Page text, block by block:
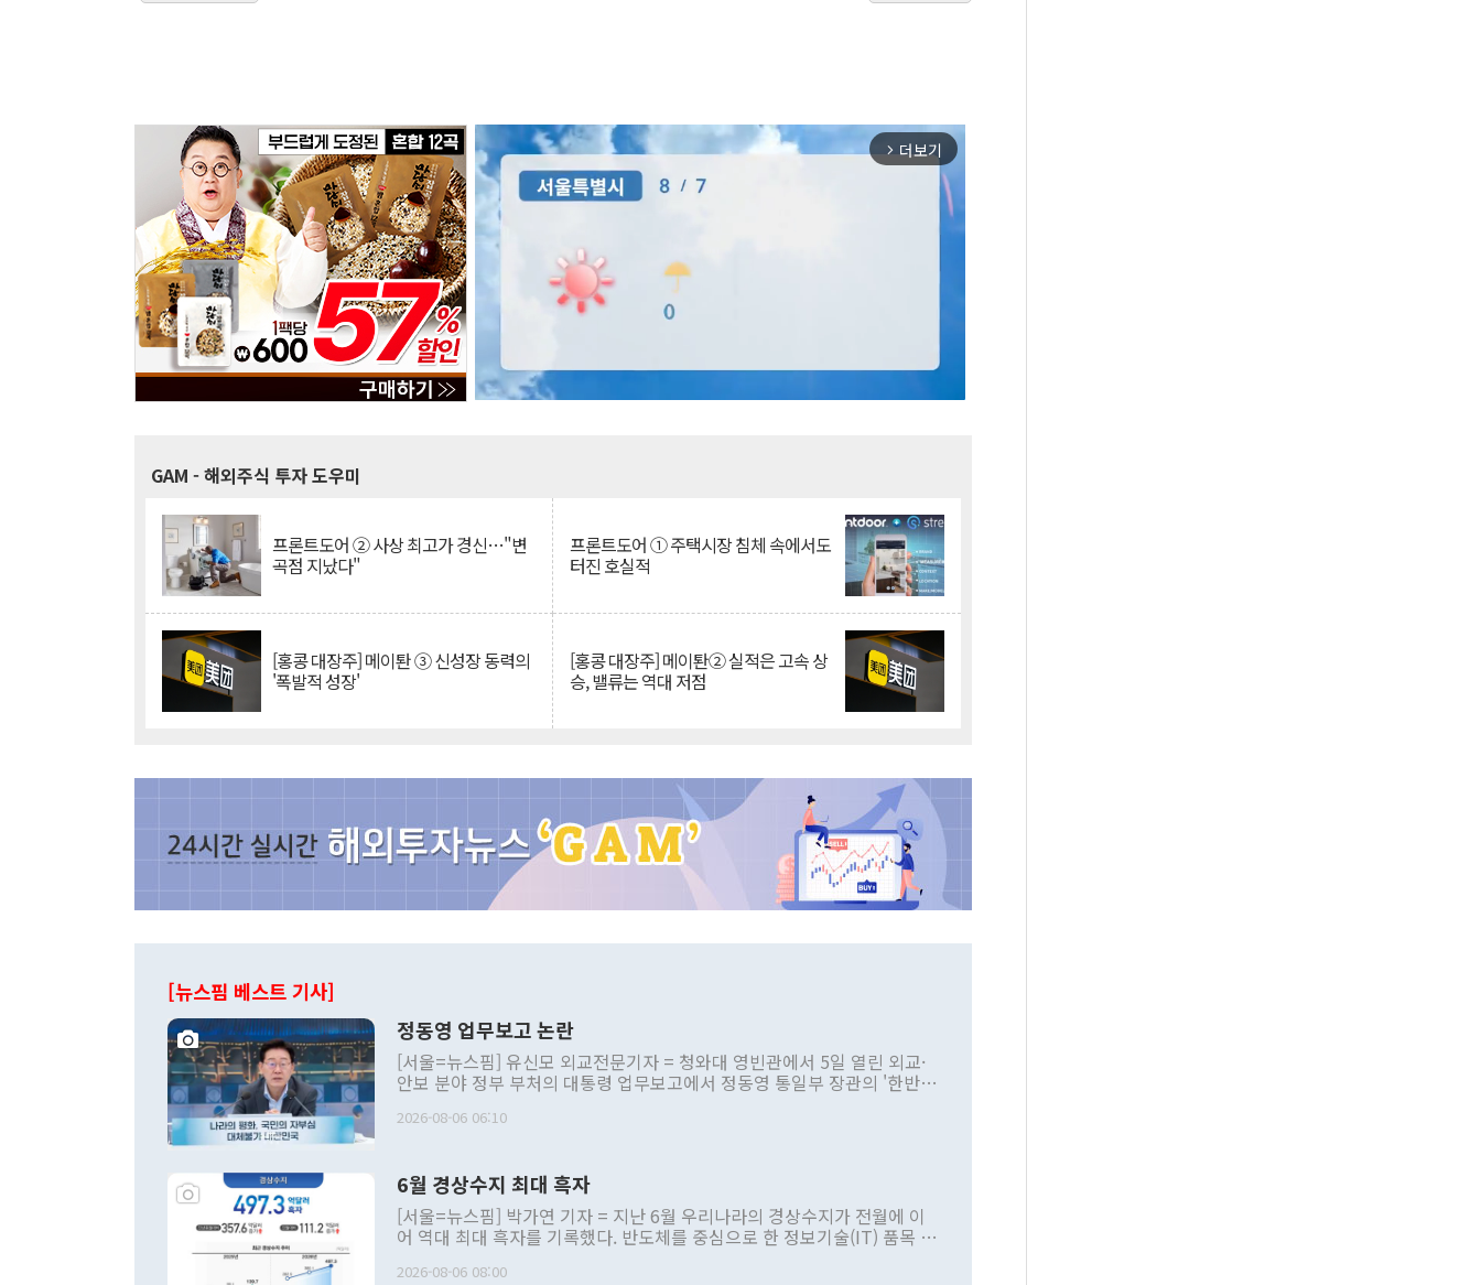
arrow_forward_ios 더보기
GAM - 해외주식 투자 도우미
프론트도어 ② 사상 최고가 경신…"변
곡점 지났다"
프론트도어 ① 주택시장 침체 속에서도
터진 호실적
[홍콩 대장주] 메이퇀 ③ 신성장 동력의
'폭발적 성장'
[홍콩 대장주] 메이퇀② 실적은 고속 상
승, 밸류는 역대 저점
[뉴스핌 베스트 기사]
정동영 업무보고 논란
[서울=뉴스핌] 유신모 외교전문기자 = 청와대 영빈관에서 5일 열린 외교·
안보 분야 정부 부처의 대통령 업무보고에서 정동영 통일부 장관의 '한반도
발언 중에는 정부 내 조율을 거치지 않은 사안을 정책으로 추진하겠다고 공
주의적 희망에 근거한 비현실적 구상'이라는 비판을 내놨다. 그동안 정 장
관의 대북 정책 관련 발언이 물의를 빚은 적은 여러 번 있지만 대통령과 유
관 부처 장관이 공개적으로 부정적 입장을 표명한 것은 이례적이다. 정 장
관의 무리한 대북 접근법과 월권을 제어해야 한다는 목소리도 높아지고 있
다. [정동영 통일부 장관이 지난달 23일 오후 서울 종로구 정부서울청사에
2026-08-06 06:10
6월 경상수지 최대 흑자
[서울=뉴스핌] 박가연 기자 = 지난 6월 우리나라의 경상수지가 전월에 이
어 역대 최대 흑자를 기록했다. 반도체를 중심으로 한 정보기술(IT) 품목 수
료=한국은행] 한국은행이 6일 발표한 '2026년 6월 국제수지(잠정)'에 따르
2026-08-06 08:00